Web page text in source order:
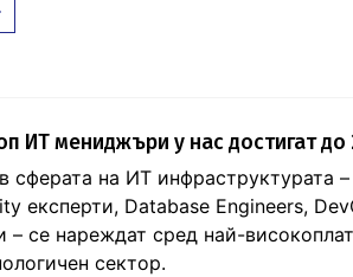
ИТ мениджъри у нас достигат до
сферата на ИТ инфраструктурата
експерти, Database Engineers,
– се нареждат сред най-
сектор.